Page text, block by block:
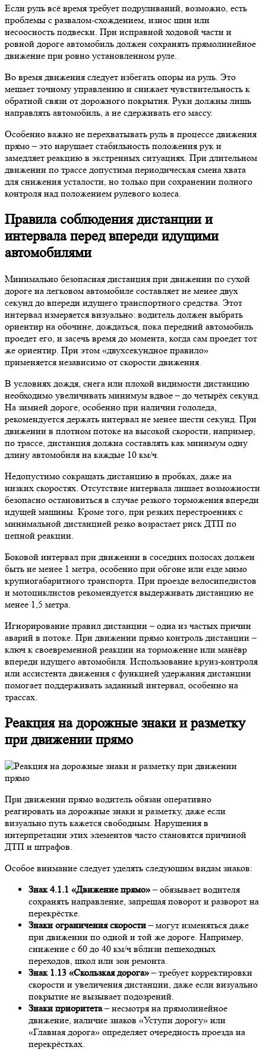
Если руль всё время требует подруливаний, возможно, есть
проблемы с развалом-схождением, износ шин или
несоосность подвески. При исправной ходовой части и
ровной дороге автомобиль должен сохранять прямолинейное
движение при ровно установленном руле.
Во время движения следует избегать опоры на руль. Это
мешает точному управлению и снижает чувствительность к
обратной связи от дорожного покрытия. Руки должны лишь
направлять автомобиль, а не сдерживать его массу.
Особенно важно не перехватывать руль в процессе движения
прямо – это нарушает стабильность положения рук и
замедляет реакцию в экстренных ситуациях. При длительном
движении по трассе допустима периодическая смена хвата
для снижения усталости, но только при сохранении полного
контроля над положением рулевого колеса.
Правила соблюдения дистанции и
интервала перед впереди идущими
автомобилями
Минимально безопасная дистанция при движении по сухой
дороге на легковом автомобиле составляет не менее двух
секунд до впереди идущего транспортного средства. Этот
интервал измеряется визуально: водитель должен выбрать
ориентир на обочине, дождаться, пока передний автомобиль
проедет его, и засечь время до момента, когда сам проедет тот
же ориентир. При этом «двухсекундное правило»
применяется независимо от скорости движения.
В условиях дождя, снега или плохой видимости дистанцию
необходимо увеличивать минимум вдвое – до четырёх секунд.
На зимней дороге, особенно при наличии гололеда,
рекомендуется держать интервал не менее шести секунд. При
движении в плотном потоке на высокой скорости, например,
по трассе, дистанция должна составлять как минимум одну
длину автомобиля на каждые 10 км/ч.
Недопустимо сокращать дистанцию в пробках, даже на
низких скоростях. Отсутствие интервала лишает возможности
безопасно остановиться в случае резкого торможения впереди
идущей машины. Кроме того, при резких перестроениях с
минимальной дистанцией резко возрастает риск ДТП по
цепной реакции.
Боковой интервал при движении в соседних полосах должен
быть не менее 1 метра, особенно при обгоне или езде мимо
крупногабаритного транспорта. При проезде велосипедистов
и мотоциклистов рекомендуется выдерживать дистанцию не
менее 1,5 метра.
Игнорирование правил дистанции – одна из частых причин
аварий в потоке. При движении прямо контроль дистанции –
ключ к своевременной реакции на торможение или манёвр
впереди идущего автомобиля. Использование круиз-контроля
или ассистента движения с функцией удержания дистанции
помогает поддерживать заданный интервал, особенно на
трассах.
Реакция на дорожные знаки и разметку
при движении прямо
При движении прямо водитель обязан оперативно
реагировать на дорожные знаки и разметку, даже если
визуально путь кажется свободным. Нарушения в
интерпретации этих элементов часто становятся причиной
ДТП и штрафов.
Особое внимание следует уделять следующим видам знаков:
Знак 4.1.1 «Движение прямо»– обязывает водителя
сохранять направление, запрещая поворот и разворот на
перекрёстке.
Знаки ограничения скорости– могут изменяться даже
при движении по одной и той же дороге. Например,
снижение с 60 до 40 км/ч вблизи пешеходных
переходов, школ или зон ремонта.
Знак 1.13 «Скользкая дорога»– требует корректировки
скорости и увеличения дистанции, даже если визуально
покрытие не вызывает подозрений.
Знаки приоритета– несмотря на прямолинейное
движение, наличие знаков «Уступи дорогу» или
«Главная дорога» определяет очередность проезда на
перекрёстках.